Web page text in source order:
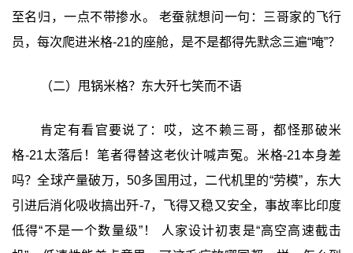
至名归，一点不带掺水。 老蚕就想问一句：三哥家的飞行
员，每次爬进米格-21的座舱，是不是都得先默念三遍“唵”？
（二）甩锅米格？东大歼七笑而不语
肯定有看官要说了：哎，这不赖三哥，都怪那破米
格-21太落后！笔者得替这老伙计喊声冤。米格-21本身差
吗？全球产量破万，50多国用过，二代机里的“劳模”，东大
引进后消化吸收搞出歼-7，飞得又稳又安全，事故率比印度
低得“不是一个数量级”！ 人家设计初衷是“高空高速截击